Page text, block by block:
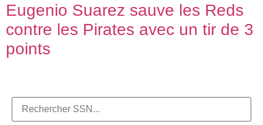
Eugenio Suarez sauve les Reds
contre les Pirates avec un tir de 3
points